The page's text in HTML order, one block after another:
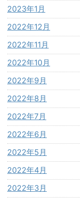
2023年1月
2022年12月
2022年11月
2022年10月
2022年9月
2022年8月
2022年7月
2022年6月
2022年5月
2022年4月
2022年3月